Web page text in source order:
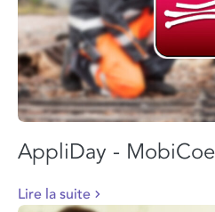
AppliDay -
Lire la suite